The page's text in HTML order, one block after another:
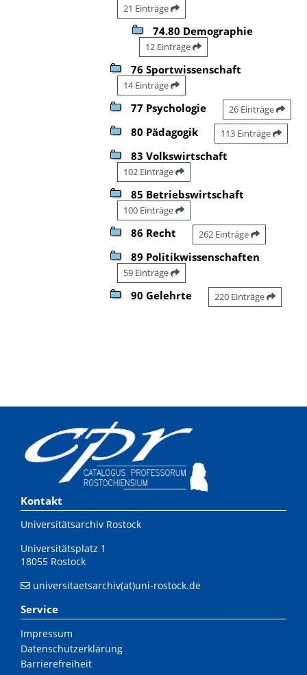
21 Einträge
74.80 Demographie
12 Einträge
76 Sportwissenschaft
14 Einträge
77 Psychologie 26 Einträge
80 Pädagogik 113 Einträge
83 Volkswirtschaft
102 Einträge
85 Betriebswirtschaft
100 Einträge
86 Recht 262 Einträge
89 Politikwissenschaften
59 Einträge
90 Gelehrte 220 Einträge
Kontakt
Universitätsarchiv Rostock
Universitätsplatz 1
18055 Rostock
universitaetsarchiv(at)uni-rostock.de
Service
Impressum
Datenschutzerklärung
Barrierefreiheit